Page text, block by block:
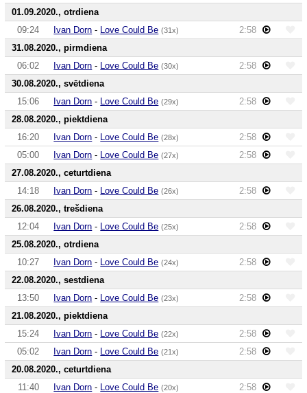
01.09.2020., otrdiena
09:24
Ivan Dorn - Love Could Be (31x)
2:58
31.08.2020., pirmdiena
06:02
Ivan Dorn - Love Could Be (30x)
2:58
30.08.2020., svētdiena
15:06
Ivan Dorn - Love Could Be (29x)
2:58
28.08.2020., piektdiena
16:20
Ivan Dorn - Love Could Be (28x)
2:58
05:00
Ivan Dorn - Love Could Be (27x)
2:58
27.08.2020., ceturtdiena
14:18
Ivan Dorn - Love Could Be (26x)
2:58
26.08.2020., trešdiena
12:04
Ivan Dorn - Love Could Be (25x)
2:58
25.08.2020., otrdiena
10:27
Ivan Dorn - Love Could Be (24x)
2:58
22.08.2020., sestdiena
13:50
Ivan Dorn - Love Could Be (23x)
2:58
21.08.2020., piektdiena
15:24
Ivan Dorn - Love Could Be (22x)
2:58
05:02
Ivan Dorn - Love Could Be (21x)
2:58
20.08.2020., ceturtdiena
11:40
Ivan Dorn - Love Could Be (20x)
2:58